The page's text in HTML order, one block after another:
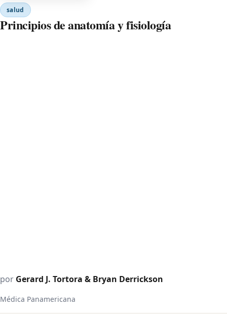
salud
Principios de anatomía y fisiología
por Gerard J. Tortora & Bryan Derrickson
Médica Panamericana